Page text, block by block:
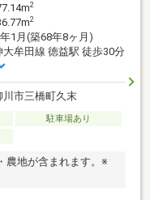
2
2
1月(築68年8ヶ月)
大牟田線 徳益駅 徒歩30分
川市三橋町久末
駐車場あり
農地が含まれます。※